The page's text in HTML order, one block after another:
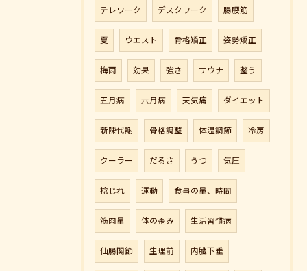
テレワーク デスクワーク 腸腰筋
夏 ウエスト 骨格矯正 姿勢矯正
梅雨 効果 強さ サウナ 整う
五月病 六月病 天気痛 ダイエット
新陳代謝 骨格調整 体温調節 冷房
クーラー だるさ うつ 気圧
捻じれ 運動 食事の量、時間
筋肉量 体の歪み 生活習慣病
仙腸関節 生理前 内臓下垂